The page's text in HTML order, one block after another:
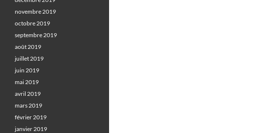
novembre 2019
octobre 2019
septembre 2019
août 2019
juillet 2019
juin 2019
mai 2019
avril 2019
mars 2019
février 2019
janvier 2019